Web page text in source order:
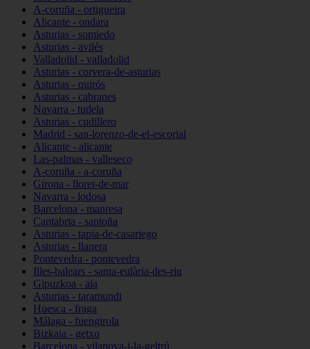
A-coruña - ortigueira
Alicante - ondara
Asturias - somiedo
Asturias - avilés
Valladolid - valladolid
Asturias - corvera-de-asturias
Asturias - quirós
Asturias - cabranes
Navarra - tudela
Asturias - cudillero
Madrid - san-lorenzo-de-el-escorial
Alicante - alicante
Las-palmas - valleseco
A-coruña - a-coruña
Girona - lloret-de-mar
Navarra - lodosa
Barcelona - manresa
Cantabria - santoña
Asturias - tapia-de-casariego
Asturias - llanera
Pontevedra - pontevedra
Illes-balears - santa-eulària-des-riu
Gipuzkoa - aia
Asturias - taramundi
Huesca - fraga
Málaga - fuengirola
Bizkaia - getxo
Barcelona - vilanova-i-la-geltrú